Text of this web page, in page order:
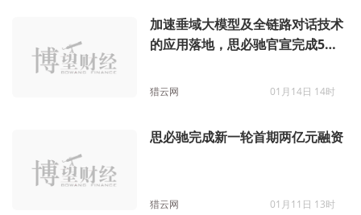
加速垂域大模型及全链路对话技术
的应用落地，思必驰官宣完成5亿
猎云网 01月14日 14时
思必驰完成新一轮首期两亿元融资
猎云网 01月11日 13时